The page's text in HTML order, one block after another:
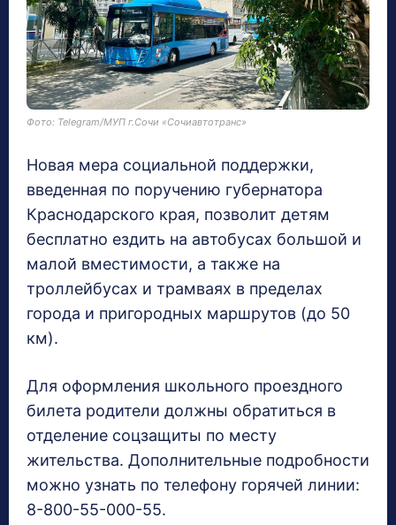
Фото: Telegram/МУП г.Сочи «Сочиавтотранс»
Новая мера социальной поддержки,
введенная по поручению губернатора
Краснодарского края, позволит детям
бесплатно ездить на автобусах большой и
малой вместимости, а также на
троллейбусах и трамваях в пределах
города и пригородных маршрутов (до 50
км).
Для оформления школьного проездного
билета родители должны обратиться в
отделение соцзащиты по месту
жительства. Дополнительные подробности
можно узнать по телефону горячей линии:
8-800-55-000-55.